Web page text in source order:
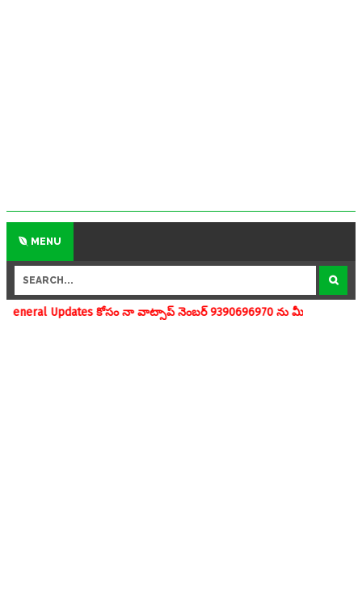
MENU
కోసం నా వాట్సాప్ నెంబర్ 9390696970 ను మీవాట్సాప్ గ్రూపులో add